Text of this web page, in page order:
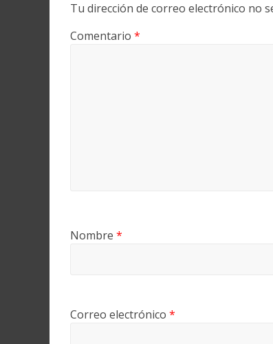
Tu dirección de correo electrónico no
Comentario *
Nombre *
Correo electrónico *